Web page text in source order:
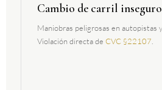
Cambio de carril inseguro
Maniobras peligrosas en autopistas
Violación directa de CVC §22107